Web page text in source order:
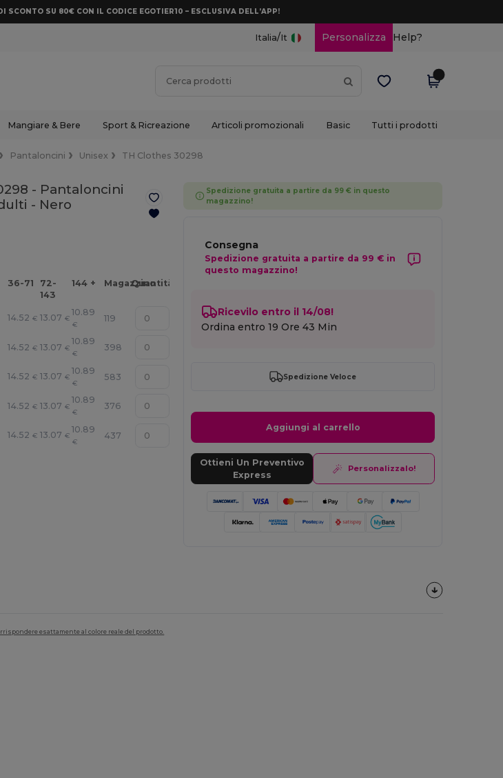
SCONTO SU 80€ CON IL CODICE EGOTIER10 – ESCLUSIVA DELL’APP!
Italia/It Personalizza Help?
Mangiare & Bere Sport & Ricreazione Articoli promozionali Basic Tutti i prodotti
Pantaloncini Unisex TH Clothes 30298
- Pantaloncini
- Nero
36-71
72-
143
144 + Magazzino
Quantità
14.52 € 13.07 €
10.89
€
119
14.52 € 13.07 €
10.89
€
398
14.52 € 13.07 €
10.89
€
583
14.52 € 13.07 €
10.89
€
376
14.52 € 13.07 €
10.89
€
437
Spedizione gratuita a partire da 99 € in questo
magazzino!
Consegna
Spedizione gratuita a partire da 99 € in
questo magazzino!
Ricevilo entro il 14/08!
Ordina entro19 Ore 43 Min
Spedizione Veloce
Aggiungi al carrello
Ottieni Un Preventivo
Express
Personalizzalo!
esattamente al colore reale del prodotto.